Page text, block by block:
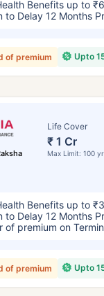
Benefits up to
to Delay 12 Months
Upto
of premium
Life Cover
₹ 1 Cr
Max Limit: 100
Benefits up to
to Delay 12 Months
of premium on
Upto
of premium